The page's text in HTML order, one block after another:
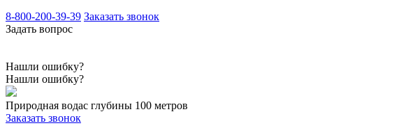
8-800-200-39-39 Заказать звонок
Задать вопрос
Нашли ошибку?
Нашли ошибку?
Природная водас глубины 100 метров
Заказать звонок